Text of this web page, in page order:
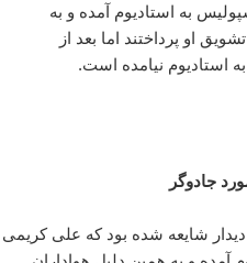
به استادیوم آمده و به
او پرداختند اما بعد از
نیامده است.
جادوگر
شایعه شده بود که علی کریمی